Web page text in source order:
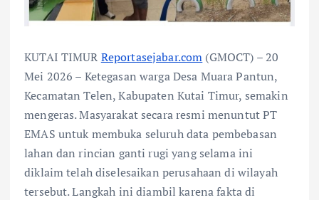
KUTAI TIMUR Reportasejabar.com (GMOCT) – 20
Mei 2026 – Ketegasan warga Desa Muara Pantun,
Kecamatan Telen, Kabupaten Kutai Timur, semakin
mengeras. Masyarakat secara resmi menuntut PT
EMAS untuk membuka seluruh data pembebasan
lahan dan rincian ganti rugi yang selama ini
diklaim telah diselesaikan perusahaan di wilayah
tersebut. Langkah ini diambil karena fakta di